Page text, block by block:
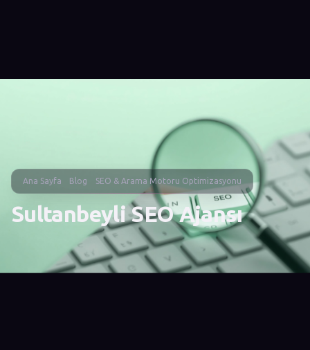
Ana Sayfa Blog SEO & Arama Motoru Optimizasyonu
Sultanbeyli SEO Ajansı